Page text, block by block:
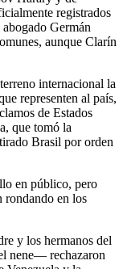
registrados
Germán
aunque Clarín
internacional la
representen al país,
de Estados
que tomó la
Brasil por orden
en público, pero
rondando en los
y los hermanos del
nene— rechazaron